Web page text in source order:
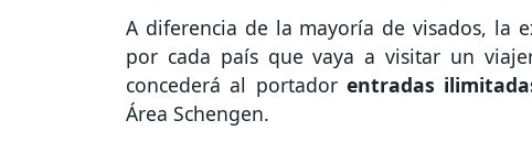
A diferencia de la mayoría de visados, la
por cada país que vaya a visitar un
concederá al portador entradas
Área Schengen.